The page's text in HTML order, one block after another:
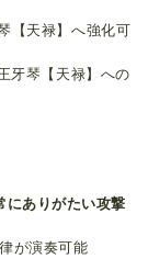
【天禄】へ強化可
牙琴【天禄】への
にありがたい攻撃
が演奏可能